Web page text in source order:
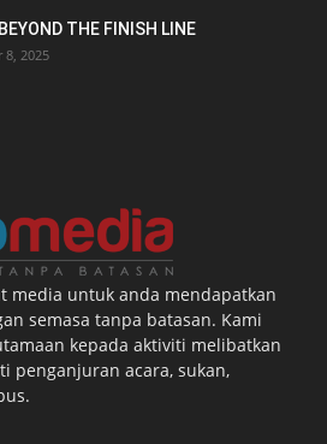
THE FINISH LINE
8, 2025
media untuk anda mendapatkan
semasa tanpa batasan. Kami
kepada aktiviti melibatkan
penganjuran acara, sukan,